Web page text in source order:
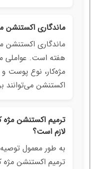
ماندگاری
هفته است. عواملی
مژه‌کار، نوع پوست
اکستنشن می‌توانند
ترمیم اکستنشن
لازم است؟
ترمیم اکستنشن مژه